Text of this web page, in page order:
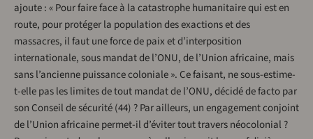
ajoute : « Pour faire face à la catastrophe humanitaire qui est en
route, pour protéger la population des exactions et des
massacres, il faut une force de paix et d’interposition
internationale, sous mandat de l’ONU, de l’Union africaine, mais
sans l’ancienne puissance coloniale ». Ce faisant, ne sous-estime-
t-elle pas les limites de tout mandat de l’ONU, décidé de facto par
son Conseil de sécurité (44) ? Par ailleurs, un engagement conjoint
de l’Union africaine permet-il d’éviter tout travers néocolonial ?